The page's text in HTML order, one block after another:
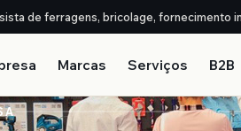
de ferragens, bricolage, fornecimento
Marcas Serviços B2B